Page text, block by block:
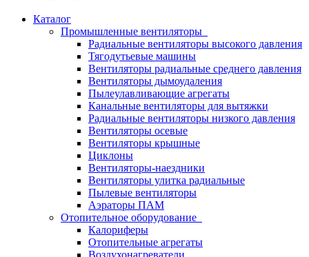
Каталог
Промышленные вентиляторы
Радиальные вентиляторы высокого давления
Тягодутьевые машины
Вентиляторы радиальные среднего давления
Вентиляторы дымоудаления
Пылеулавливающие агрегаты
Канальные вентиляторы для вытяжки
Радиальные вентиляторы низкого давления
Вентиляторы осевые
Вентиляторы крышные
Циклоны
Вентиляторы-наездники
Вентиляторы улитка радиальные
Пылевые вентиляторы
Аэраторы ПАМ
Отопительное оборудование
Калориферы
Отопительные агрегаты
Воздухонагреватели